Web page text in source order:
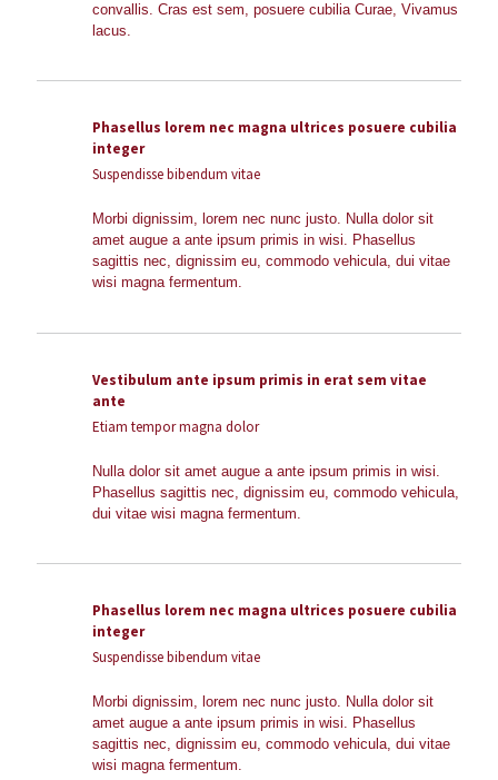
convallis. Cras est sem, posuere cubilia Curae, Vivamus
lacus.
Phasellus lorem nec magna ultrices posuere cubilia
integer
Suspendisse bibendum vitae
Morbi dignissim, lorem nec nunc justo. Nulla dolor sit
amet augue a ante ipsum primis in wisi. Phasellus
sagittis nec, dignissim eu, commodo vehicula, dui vitae
wisi magna fermentum.
Vestibulum ante ipsum primis in erat sem vitae
ante
Etiam tempor magna dolor
Nulla dolor sit amet augue a ante ipsum primis in wisi.
Phasellus sagittis nec, dignissim eu, commodo vehicula,
dui vitae wisi magna fermentum.
Phasellus lorem nec magna ultrices posuere cubilia
integer
Suspendisse bibendum vitae
Morbi dignissim, lorem nec nunc justo. Nulla dolor sit
amet augue a ante ipsum primis in wisi. Phasellus
sagittis nec, dignissim eu, commodo vehicula, dui vitae
wisi magna fermentum.